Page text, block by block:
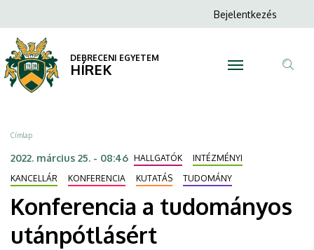
tudományos
utánpótlásért
DEBRECENI
EGYETEM
a
tartalomra
Anonim
menüje
Bejelentkezés
DEBRECENI EGYETEM
HÍREK
Morzsa
Címlap
2022. március 25. - 08:46 HALLGATÓK
INTÉZMÉNYI
KANCELLÁR
KONFERENCIA KUTATÁS TUDOMÁNY
Konferencia a tudományos
utánpótlásért